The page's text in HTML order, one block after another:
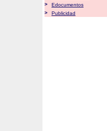
>
Edocumentos
>
Publicidad